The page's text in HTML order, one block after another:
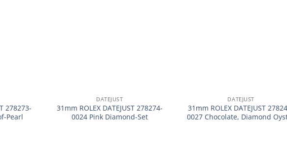
278273-
Pearl
DATEJUST
31mm ROLEX DATEJUST 278274-
0024 Pink Diamond-Set
DATEJUST
31mm ROLEX DATEJUST
0027 Chocolate, Diamond